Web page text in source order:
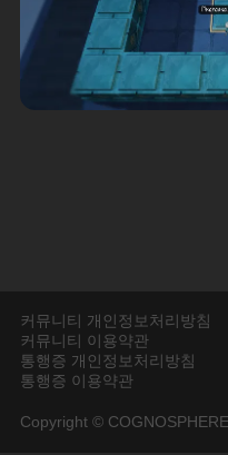
커뮤니티 개인정보처리방침
커뮤니티 이용약관
통행증 개인정보처리방침
통행증 이용약관
Copyright ©